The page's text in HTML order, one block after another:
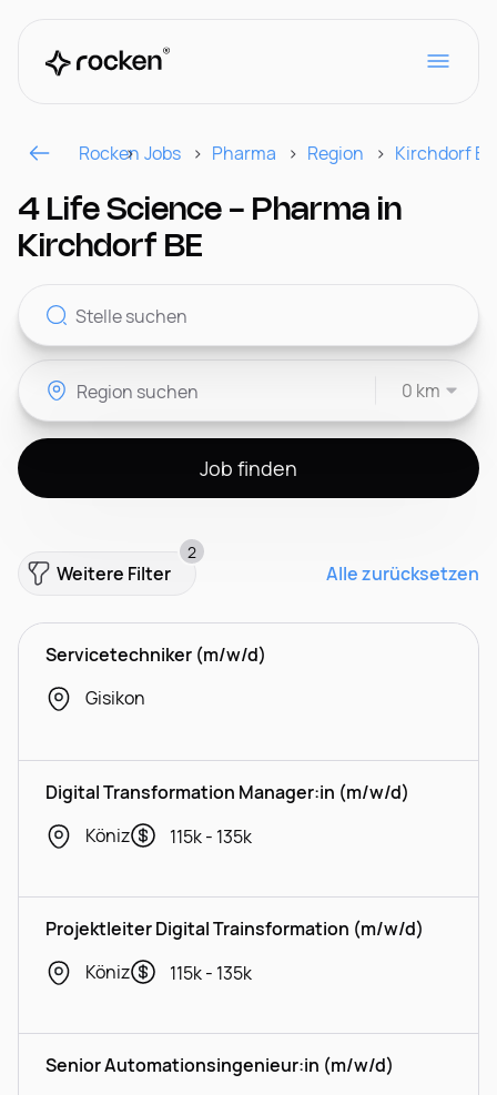
Für Arbeitgeber
Kontakt
CH
Rocken Jobs Pharma Region Kirchdorf BE
4 Life Science - Pharma in
Kirchdorf BE
0 km
Job finden
Weitere Filter
2
Alle zurücksetzen
Servicetechniker (m/w/d)
Gisikon
Digital Transformation Manager:in (m/w/d)
Köniz
115k - 135k
Projektleiter Digital Trainsformation (m/w/d)
Köniz
115k - 135k
Senior Automationsingenieur:in (m/w/d)